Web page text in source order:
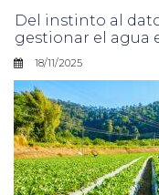
Del instinto al
gestionar el agua
18/11/2025